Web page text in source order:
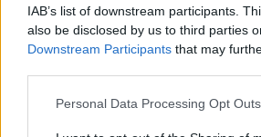
IAB’s list of downstream participants.
also be disclosed by us to third parties
Downstream Participants that may
Personal Data Processing Opt Outs